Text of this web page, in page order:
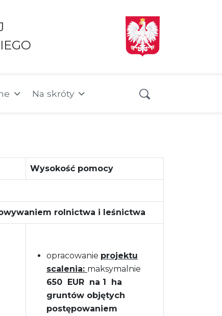
Na skróty
Wysokość pomocy
rolnictwa i leśnictwa
opracowanie projektu
scalenia: maksymalnie
650 EUR na 1 ha
gruntów objętych
postępowaniem